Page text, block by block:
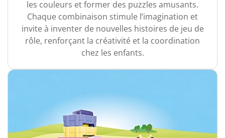
les couleurs et former des puzzles amusants.
Chaque combinaison stimule l’imagination et
invite à inventer de nouvelles histoires de jeu de
rôle, renforçant la créativité et la coordination
chez les enfants.